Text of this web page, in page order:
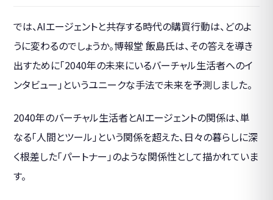
では、AIエージェントと共存する時代の購買行動は、どのよ
うに変わるのでしょうか。博報堂 飯島氏は、その答えを導き
出すために「2040年の未来にいるバーチャル生活者へのイ
ンタビュー」というユニークな手法で未来を予測しました。
2040年のバーチャル生活者とAIエージェントの関係は、単
なる「人間とツール」という関係を超えた、日々の暮らしに深
く根差した「パートナー」のような関係性として描かれていま
す。